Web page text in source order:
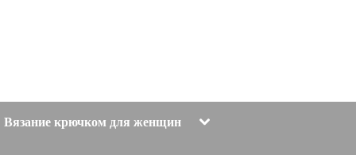
Вязание крючком для женщин Toggle